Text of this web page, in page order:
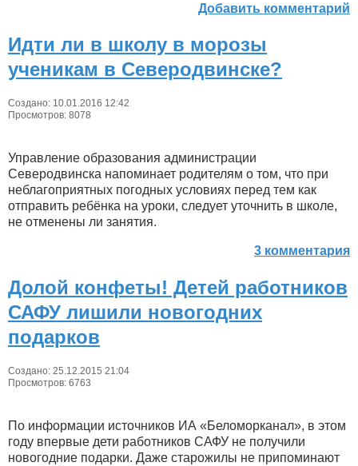
Добавить комментарий
Идти ли в школу в морозы
ученикам в Северодвинске?
Создано: 10.01.2016 12:42
Просмотров: 8078
Управление образования администрации
Северодвинска напоминает родителям о том, что при
неблагоприятных погодных условиях перед тем как
отправить ребёнка на уроки, следует уточнить в школе,
не отменены ли занятия.
3 комментария
Долой конфеты! Детей работников
САФУ лишили новогодних
подарков
Создано: 25.12.2015 21:04
Просмотров: 6763
По информации источников ИА «Беломорканал», в этом
году впервые дети работников САФУ не получили
новогодние подарки. Даже старожилы не припоминают